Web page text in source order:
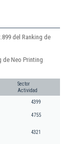
del Ranking de
de Neo Printing
Sector
Actividad
4399
4755
4321